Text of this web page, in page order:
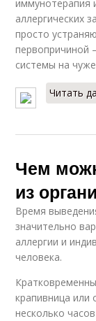
аллергических
просто
первопричиной
системы на
Читать
Чем
из
Время
значительно
аллергии и
человека.
крапивница или
несколько